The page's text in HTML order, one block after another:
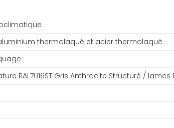
thermolaqué et acier thermolaqué
RAL7016ST Gris Anthracite Structuré / lames